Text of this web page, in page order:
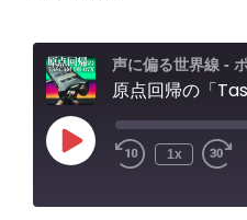
ト
オ
ー
ィ
＆
検
証"
え
る
想
声に偏る世界線 -
Play
Episode 1x